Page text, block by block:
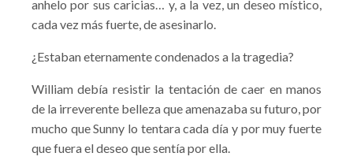
anhelo por sus caricias… y, a la vez, un deseo místico,
cada vez más fuerte, de asesinarlo.
¿Estaban eternamente condenados a la tragedia?
William debía resistir la tentación de caer en manos
de la irreverente belleza que amenazaba su futuro, por
mucho que Sunny lo tentara cada día y por muy fuerte
que fuera el deseo que sentía por ella.